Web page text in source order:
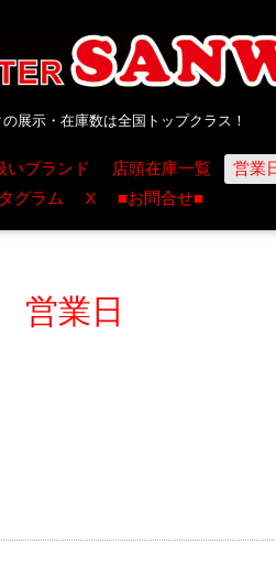
展示・在庫数は全国トップクラス！
いブランド 店頭在庫一覧 営業
グラム
X ■お問合せ■
営業日